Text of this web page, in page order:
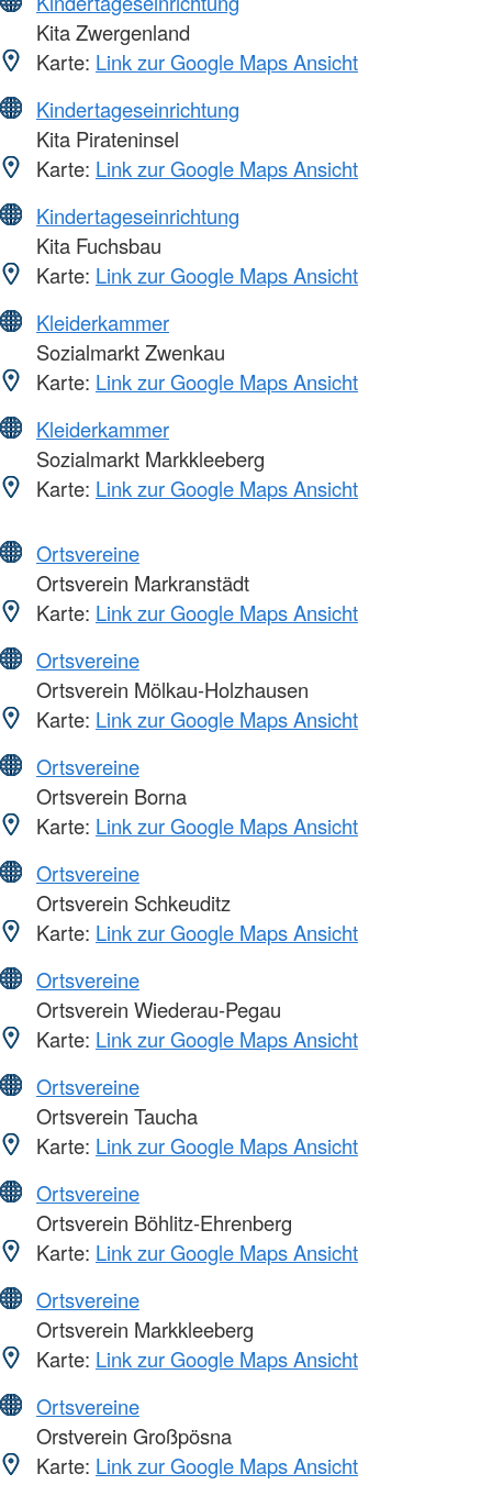
Kita Zwergenland
Karte: Link zur Google Maps Ansicht
Kindertageseinrichtung
Kita Pirateninsel
Karte: Link zur Google Maps Ansicht
Kindertageseinrichtung
Kita Fuchsbau
Karte: Link zur Google Maps Ansicht
Kleiderkammer
Sozialmarkt Zwenkau
Karte: Link zur Google Maps Ansicht
Kleiderkammer
Sozialmarkt Markkleeberg
Karte: Link zur Google Maps Ansicht
Ortsvereine
Ortsverein Markranstädt
Karte: Link zur Google Maps Ansicht
Ortsvereine
Ortsverein Mölkau-Holzhausen
Karte: Link zur Google Maps Ansicht
Ortsvereine
Ortsverein Borna
Karte: Link zur Google Maps Ansicht
Ortsvereine
Ortsverein Schkeuditz
Karte: Link zur Google Maps Ansicht
Ortsvereine
Ortsverein Wiederau-Pegau
Karte: Link zur Google Maps Ansicht
Ortsvereine
Ortsverein Taucha
Karte: Link zur Google Maps Ansicht
Ortsvereine
Ortsverein Böhlitz-Ehrenberg
Karte: Link zur Google Maps Ansicht
Ortsvereine
Ortsverein Markkleeberg
Karte: Link zur Google Maps Ansicht
Ortsvereine
Orstverein Großpösna
Karte: Link zur Google Maps Ansicht